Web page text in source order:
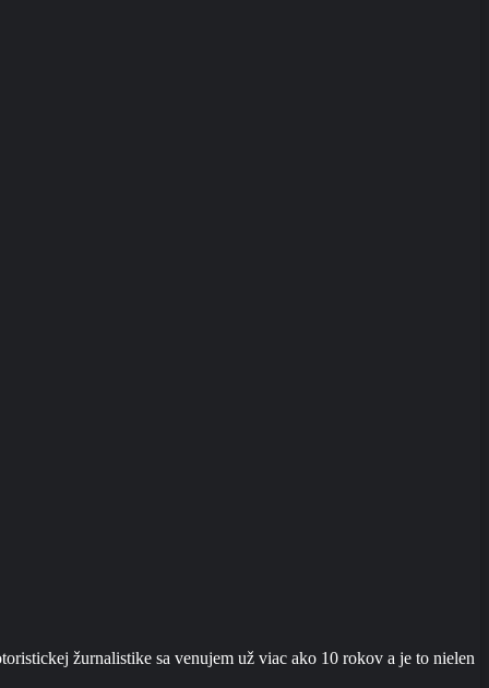
žurnalistike sa venujem už viac ako 10 rokov a je to nielen